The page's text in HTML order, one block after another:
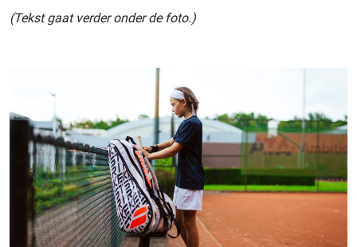
(Tekst gaat verder onder de foto.)